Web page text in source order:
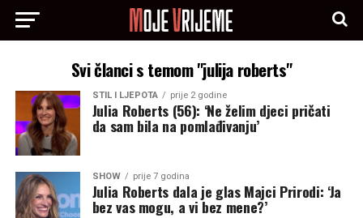
Svi članci s temom "julija roberts"
STIL I LJEPOTA prije 2 godine
Julia Roberts (56): ‘Ne želim djeci pričati
da sam bila na pomlađivanju’
SHOW prije 7 godina
Julia Roberts dala je glas Majci Prirodi: ‘Ja
bez vas mogu, a vi bez mene?’